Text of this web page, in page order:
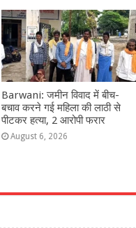
Barwani: जमीन विवाद में बीच-
बचाव करने गई महिला की लाठी से
पीटकर हत्या, 2 आरोपी फरार
August 6, 2026